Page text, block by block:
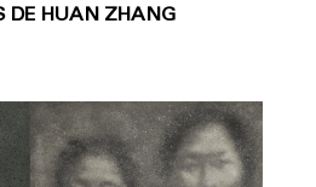
DE HUAN ZHANG